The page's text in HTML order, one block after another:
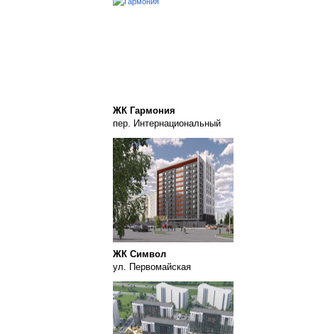
ЖК Гармония
пер. Интернациональный
ЖК Символ
ул. Первомайская